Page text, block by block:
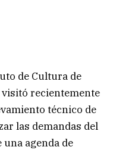
de Cultura de
recientemente
técnico de
las demandas del
agenda de